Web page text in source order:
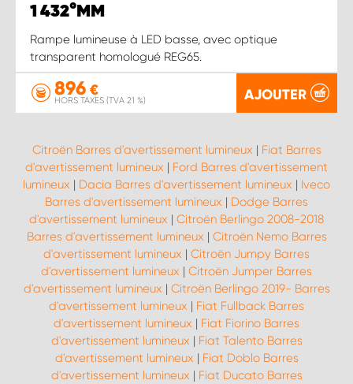
1 432°MM
Rampe lumineuse à LED basse, avec optique
transparent homologué REG65.
896 €
HORS TAXES (TVA 21 %) AJOUTER
Citroën Barres d'avertissement lumineux | Fiat Barres
d'avertissement lumineux | Ford Barres d'avertissement
lumineux | Dacia Barres d'avertissement lumineux | Iveco
Barres d'avertissement lumineux | Dodge Barres
d'avertissement lumineux | Citroën Berlingo 2008-2018
Barres d'avertissement lumineux | Citroën Nemo Barres
d'avertissement lumineux | Citroën Jumpy Barres
d'avertissement lumineux | Citroën Jumper Barres
d'avertissement lumineux | Citroën Berlingo 2019- Barres
d'avertissement lumineux | Fiat Fullback Barres
d'avertissement lumineux | Fiat Fiorino Barres
d'avertissement lumineux | Fiat Talento Barres
d'avertissement lumineux | Fiat Doblo Barres
d'avertissement lumineux | Fiat Ducato Barres